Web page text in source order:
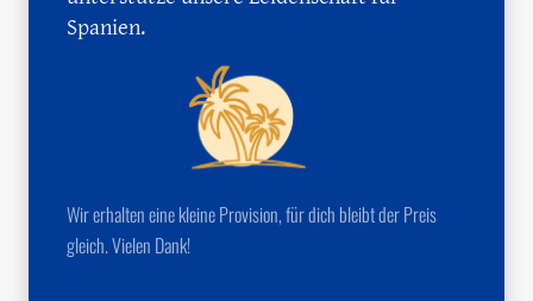
Spanien.
Wir erhalten eine kleine Provision, für dich bleibt der Preis
gleich. Vielen Dank!